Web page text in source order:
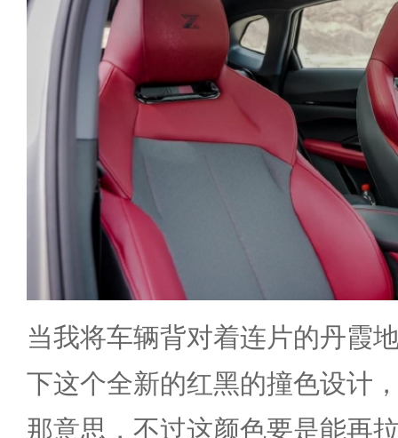
当我将车辆背对着连片的丹霞
下这个全新的红黑的撞色设计
那意思，不过这颜色要是能再